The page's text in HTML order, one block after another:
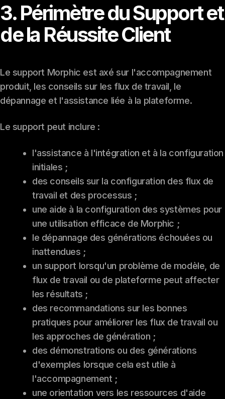
3. Périmètre du Support et
de la Réussite Client
Le support Morphic est axé sur l'accompagnement
produit, les conseils sur les flux de travail, le
dépannage et l'assistance liée à la plateforme.
Le support peut inclure :
l'assistance à l'intégration et à la configuration
initiales ;
des conseils sur la configuration des flux de
travail et des processus ;
une aide à la configuration des systèmes pour
une utilisation efficace de Morphic ;
le dépannage des générations échouées ou
inattendues ;
un support lorsqu'un problème de modèle, de
flux de travail ou de plateforme peut affecter
les résultats ;
des recommandations sur les bonnes
pratiques pour améliorer les flux de travail ou
les approches de génération ;
des démonstrations ou des générations
d'exemples lorsque cela est utile à
l'accompagnement ;
une orientation vers les ressources d'aide